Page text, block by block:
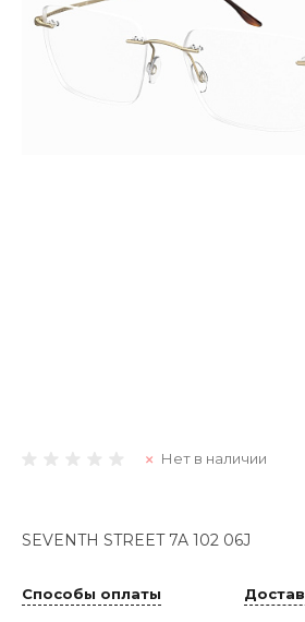
Нет в наличии
SEVENTH STREET 7A 102 06J
Способы оплаты